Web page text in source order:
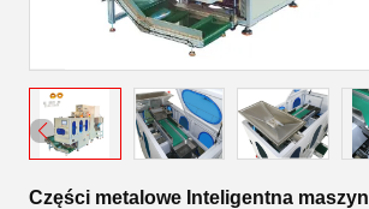
Części metalowe Inteligentna